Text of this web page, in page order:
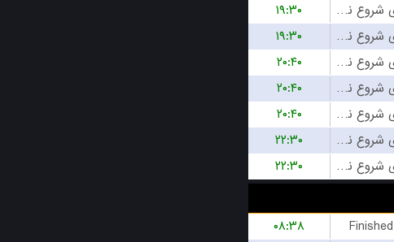
بازی شروع نشده است
۱۹:۳۰
بازی شروع نشده است
۱۹:۳۰
بازی شروع نشده است
۲۰:۴۰
بازی شروع نشده است
۲۰:۴۰
بازی شروع نشده است
۲۰:۴۰
بازی شروع نشده است
۲۲:۳۰
بازی شروع نشده است
۲۲:۳۰
Finished
۰۸:۳۸